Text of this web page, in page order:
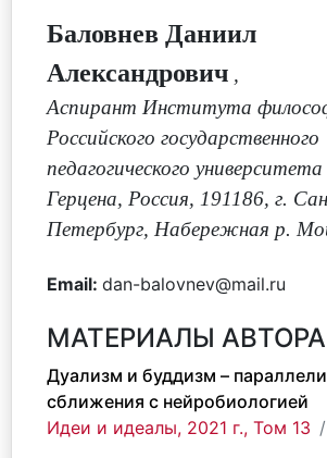
Баловнев Даниил
Александрович ,
Аспирант Института
Российского государственного
педагогического
Герцена, Россия, 191186, г.
Петербург, Набережная р.
Email: dan-balovnev@mail.ru
МАТЕРИАЛЫ
Дуализм и буддизм –
сближения с нейробиологией
Идеи и идеалы, 2021 г., Том 13